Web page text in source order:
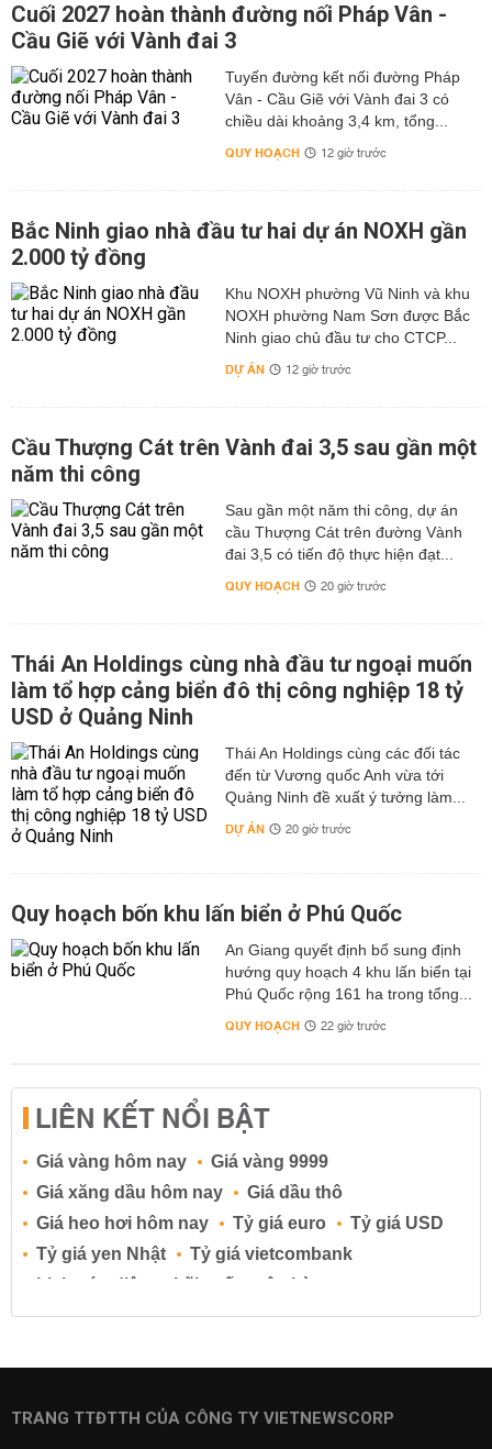
Cuối 2027 hoàn thành đường nối Pháp Vân -
Cầu Giẽ với Vành đai 3
Tuyến đường kết nối đường Pháp
Vân - Cầu Giẽ với Vành đai 3 có
chiều dài khoảng 3,4 km, tổng...
QUY HOẠCH 12 giờ trước
Bắc Ninh giao nhà đầu tư hai dự án NOXH gần
2.000 tỷ đồng
Khu NOXH phường Vũ Ninh và khu
NOXH phường Nam Sơn được Bắc
Ninh giao chủ đầu tư cho CTCP...
DỰ ÁN 12 giờ trước
Cầu Thượng Cát trên Vành đai 3,5 sau gần một
năm thi công
Sau gần một năm thi công, dự án
cầu Thượng Cát trên đường Vành
đai 3,5 có tiến độ thực hiện đạt...
QUY HOẠCH 20 giờ trước
Thái An Holdings cùng nhà đầu tư ngoại muốn
làm tổ hợp cảng biển đô thị công nghiệp 18 tỷ
USD ở Quảng Ninh
Thái An Holdings cùng các đối tác
đến từ Vương quốc Anh vừa tới
Quảng Ninh đề xuất ý tưởng làm...
DỰ ÁN 20 giờ trước
Quy hoạch bốn khu lấn biển ở Phú Quốc
An Giang quyết định bổ sung định
hướng quy hoạch 4 khu lấn biển tại
Phú Quốc rộng 161 ha trong tổng...
QUY HOẠCH 22 giờ trước
LIÊN KẾT NỔI BẬT
Giá vàng hôm nay
Giá vàng 9999
Giá xăng dầu hôm nay
Giá dầu thô
Giá heo hơi hôm nay
Tỷ giá euro
Tỷ giá USD
Tỷ giá yen Nhật
Tỷ giá vietcombank
Lịch cúp điện
Lãi suất ngân hàng
Lãi suất tiết kiệm
Lãi suất tiền gửi
Lãi suất ngân hàng BIDV
TRANG TTĐTTH CỦA CÔNG TY VIETNEWSCORP